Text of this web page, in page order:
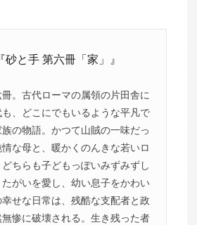
砂と手 第六冊「家」』
。古代ローマの属領の片田舎に
、どこにでもいるような平凡で
の物語。かつて山賊の一味だっ
な母と、暖かくのんきな若いロ
ちらも子どもっぽいみずみずし
がいを愛し、幼い息子をかわい
せな日常は、残酷な支配者と政
惨に破壊される。生き残った者